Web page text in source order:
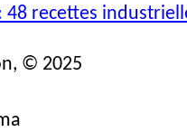
recettes
© 2025